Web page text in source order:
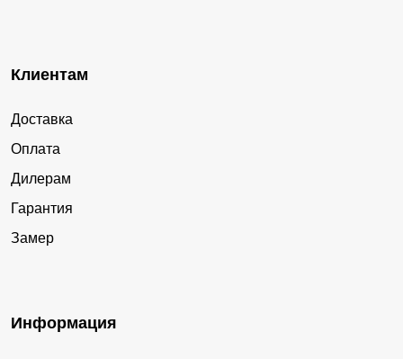
Клиентам
Доставка
Оплата
Дилерам
Гарантия
Замер
Информация